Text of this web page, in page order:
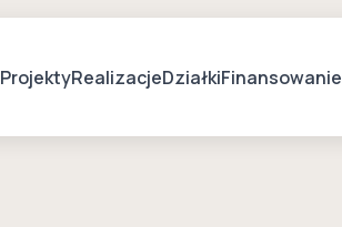
ProjektyRealizacjeDziałkiFinansowanie